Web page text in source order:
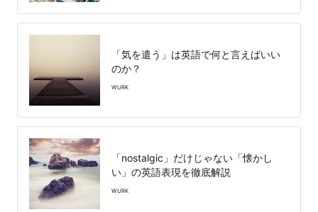
「気を遣う」は英語で何と言えばいい
のか？
WURK
「nostalgic」だけじゃない「懐かし
い」の英語表現を徹底解説
WURK